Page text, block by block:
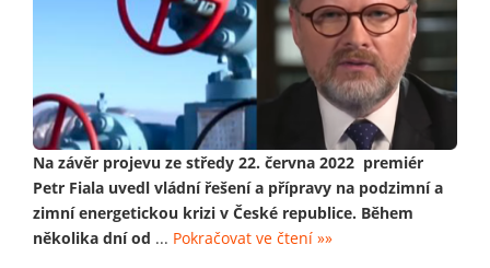
Na závěr projevu ze středy 22. června 2022 premiér
Petr Fiala uvedl vládní řešení a přípravy na podzimní a
zimní energetickou krizi v České republice. Během
několika dní od ... Pokračovat ve čtení »»